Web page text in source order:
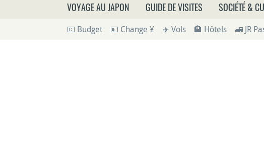
VOYAGE AU JAPON GUIDE DE VISITES SOCIÉTÉ &
💶 Budget 💴 Change ¥ ✈️ Vols 🏨 Hôtels 🚄 JR